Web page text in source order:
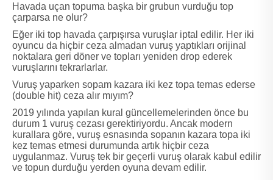
Havada uçan topuma başka bir grubun vurduğu top
çarparsa ne olur?
Eğer iki top havada çarpışırsa vuruşlar iptal edilir. Her iki
oyuncu da hiçbir ceza almadan vuruş yaptıkları orijinal
noktalara geri döner ve topları yeniden drop ederek
vuruşlarını tekrarlarlar.
Vuruş yaparken sopam kazara iki kez topa temas ederse
(double hit) ceza alır mıyım?
2019 yılında yapılan kural güncellemelerinden önce bu
durum 1 vuruş cezası gerektiriyordu. Ancak modern
kurallara göre, vuruş esnasında sopanın kazara topa iki
kez temas etmesi durumunda artık hiçbir ceza
uygulanmaz. Vuruş tek bir geçerli vuruş olarak kabul edilir
ve topun durduğu yerden oyuna devam edilir.